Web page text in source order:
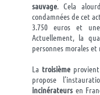
sauvage. Cela
condamnées de cet
3.750 euros et
Actuellement, la
personnes morales
La troisièmeprovient
propose
incinérateurs en